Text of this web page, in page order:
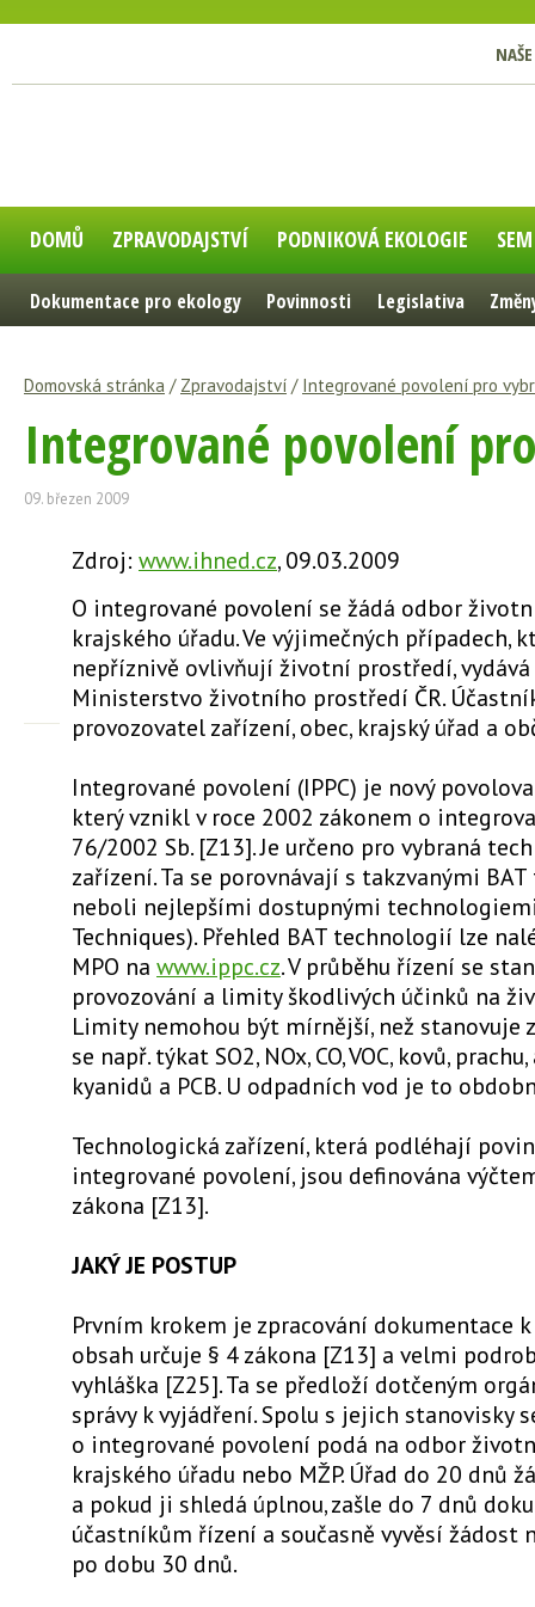
DOMŮ ZPRAVODAJSTVÍ PODNIKOVÁ EKOLOGIE
Dokumentace pro ekology Povinnosti Legislativa
Domovská stránka / Zpravodajství / Integrované povolení pro
Integrované povolení
09. březen 2009
Zdroj: www.ihned.cz, 09.03.2009
O integrované povolení se žádá odbor
krajského úřadu. Ve výjimečných případech,
nepříznivě ovlivňují životní prostředí,
Ministerstvo životního prostředí ČR.
provozovatel zařízení, obec, krajský úřad a
Integrované povolení (IPPC) je nový
který vznikl v roce 2002 zákonem o
76/2002 Sb. [Z13]. Je určeno pro vybraná
zařízení. Ta se porovnávají s takzvanými
neboli nejlepšími dostupnými
Techniques). Přehled BAT technologií lze
MPO na www.ippc.cz. V průběhu řízení se
provozování a limity škodlivých účinků na
Limity nemohou být mírnější, než stanovuje
se např. týkat SO2, NOx, CO, VOC, kovů, prachu,
kyanidů a PCB. U odpadních vod je to
Technologická zařízení, která podléhají
integrované povolení, jsou definována
zákona [Z13].
JAKÝ JE POSTUP
Prvním krokem je zpracování dokumentace
obsah určuje § 4 zákona [Z13] a velmi
vyhláška [Z25]. Ta se předloží dotčeným
správy k vyjádření. Spolu s jejich stanovisky
o integrované povolení podá na odbor
krajského úřadu nebo MŽP. Úřad do 20 dnů
a pokud ji shledá úplnou, zašle do 7 dnů
účastníkům řízení a současně vyvěsí žádost
po dobu 30 dnů.